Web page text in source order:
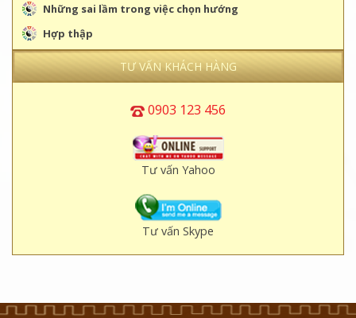
Những sai lầm trong việc chọn hướng
Hợp thập
TƯ VẤN KHÁCH HÀNG
0903 123 456
Tư vấn Yahoo
Tư vấn Skype